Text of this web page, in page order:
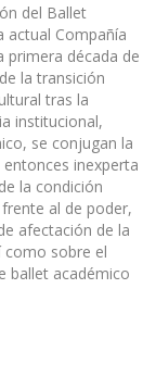
del Ballet
actual Compañía
primera década de
la transición
tras la
institucional,
se conjugan la
inexperta
la condición
al de poder,
afectación de la
como sobre el
ballet académico